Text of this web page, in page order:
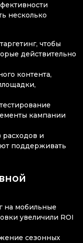
несколько
чтобы
действительно
контента,
кампании
и
поддерживать
на мобильные
увеличили ROI
сезонных